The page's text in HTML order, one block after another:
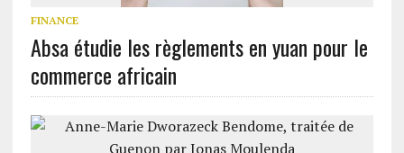
FINANCE
Absa étudie les règlements en yuan pour le
commerce africain